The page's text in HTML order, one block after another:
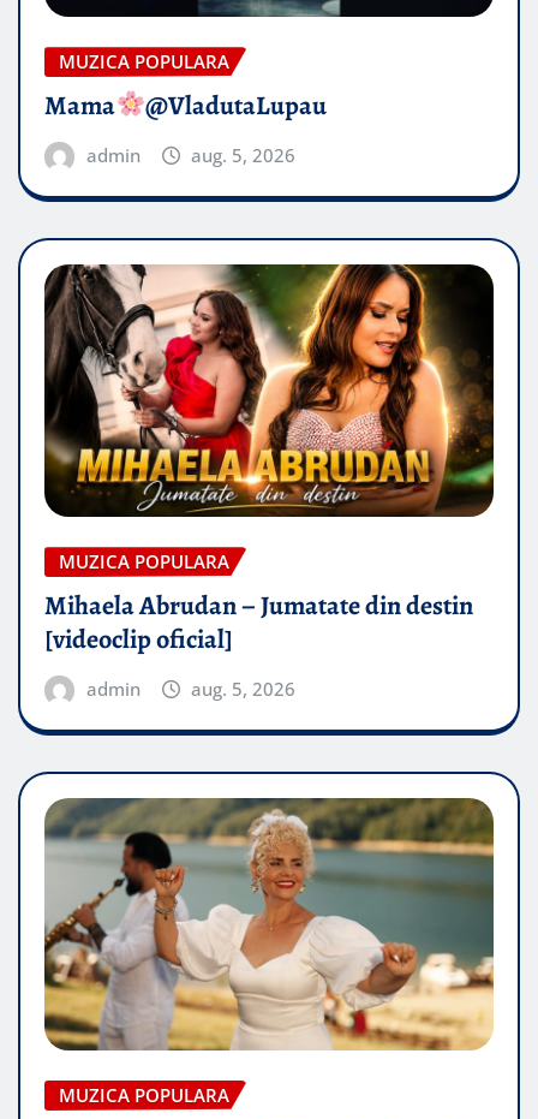
MUZICA POPULARA
Mama @VladutaLupau
admin aug. 5, 2026
MUZICA POPULARA
Mihaela Abrudan – Jumatate din destin
[videoclip oficial]
admin aug. 5, 2026
MUZICA POPULARA